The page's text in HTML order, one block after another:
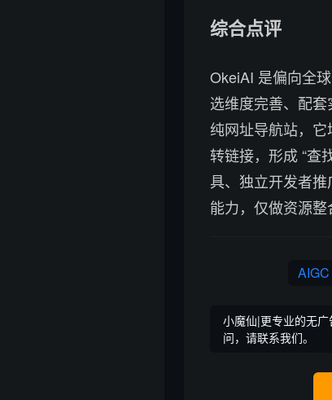
综合点评
OkeiAI 是偏向全
选维度完善、配
纯网址导航站，
转链接，形成 “查
具、独立开发者
能力，仅做资源整
AIGC
小魔仙|更专业的无
问，请联系我们。